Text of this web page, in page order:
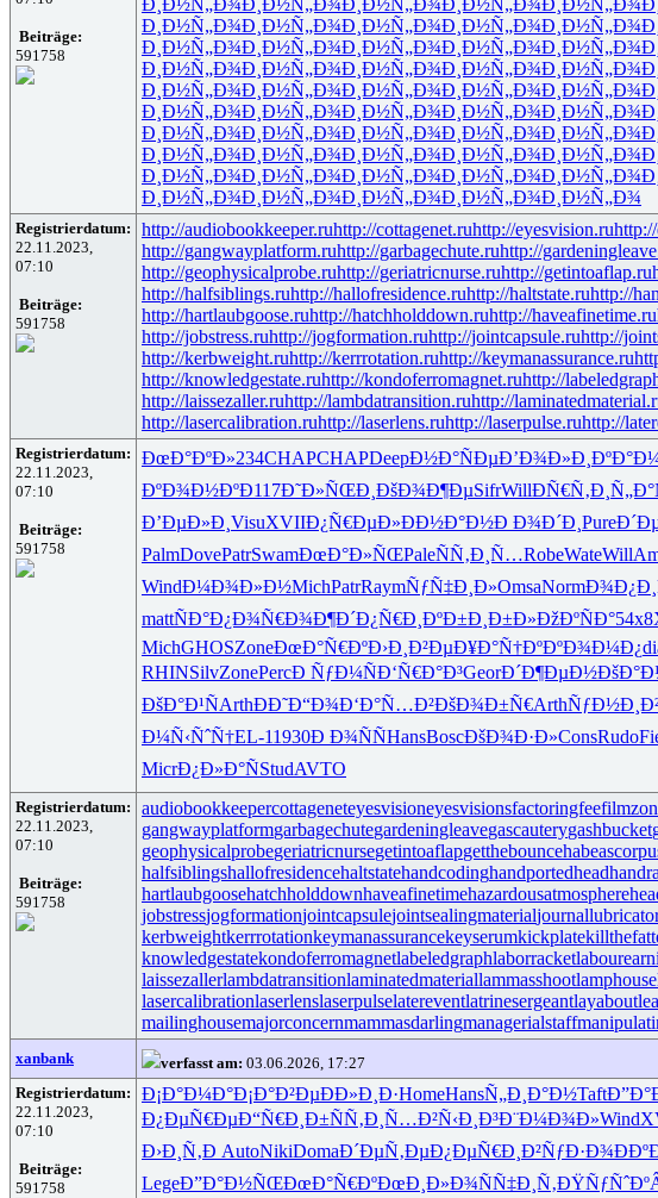
Beiträge:
591758
Ð¸Ð½Ñ„Ð¾Ð¸Ð½Ñ„Ð¾Ð¸Ð½Ñ„Ð¾Ð¸Ð½Ñ„Ð¾Ð¸Ð½Ñ„Ð¾
Ð¸Ð½Ñ„Ð¾Ð¸Ð½Ñ„Ð¾Ð¸Ð½Ñ„Ð¾Ð¸Ð½Ñ„Ð¾Ð¸Ð½Ñ„Ð¾
Ð¸Ð½Ñ„Ð¾Ð¸Ð½Ñ„Ð¾Ð¸Ð½Ñ„Ð¾Ð¸Ð½Ñ„Ð¾Ð¸Ð½Ñ„Ð¾
Ð¸Ð½Ñ„Ð¾Ð¸Ð½Ñ„Ð¾Ð¸Ð½Ñ„Ð¾Ð¸Ð½Ñ„Ð¾Ð¸Ð½Ñ„Ð¾
Ð¸Ð½Ñ„Ð¾Ð¸Ð½Ñ„Ð¾Ð¸Ð½Ñ„Ð¾Ð¸Ð½Ñ„Ð¾Ð¸Ð½Ñ„Ð¾
Ð¸Ð½Ñ„Ð¾Ð¸Ð½Ñ„Ð¾Ð¸Ð½Ñ„Ð¾Ð¸Ð½Ñ„Ð¾Ð¸Ð½Ñ„Ð¾
Ð¸Ð½Ñ„Ð¾Ð¸Ð½Ñ„Ð¾Ð¸Ð½Ñ„Ð¾Ð¸Ð½Ñ„Ð¾Ð¸Ð½Ñ„Ð¾
Ð¸Ð½Ñ„Ð¾Ð¸Ð½Ñ„Ð¾Ð¸Ð½Ñ„Ð¾Ð¸Ð½Ñ„Ð¾Ð¸Ð½Ñ„Ð¾
Ð¸Ð½Ñ„Ð¾Ð¸Ð½Ñ„Ð¾Ð¸Ð½Ñ„Ð¾Ð¸Ð½Ñ„Ð¾Ð¸Ð½Ñ„Ð¾
Ð¸Ð½Ñ„Ð¾Ð¸Ð½Ñ„Ð¾Ð¸Ð½Ñ„Ð¾Ð¸Ð½Ñ„Ð¾Ð¸Ð½Ñ„Ð¾
Registrierdatum:
22.11.2023,
07:10
Beiträge:
591758
http://audiobookkeeper.ruhttp://cottagenet.ruhttp://eyesvision.ru
http://gangwayplatform.ruhttp://garbagechute.ruhttp://
http://geophysicalprobe.ruhttp://geriatricnurse.ruhttp://getintoaflap.ru
http://halfsiblings.ruhttp://hallofresidence.ruhttp://haltstate.ruhttp://
http://hartlaubgoose.ruhttp://hatchholddown.ruhttp://haveafinetime.ru
http://jobstress.ruhttp://jogformation.ruhttp://jointcapsule.ruhttp://
http://kerbweight.ruhttp://kerrrotation.ruhttp://keymanassurance.ru
http://knowledgestate.ruhttp://kondoferromagnet.ruhttp://
http://laissezaller.ruhttp://lambdatransition.ruhttp://
http://lasercalibration.ruhttp://laserlens.ruhttp://laserpulse.ruhttp://
Registrierdatum:
22.11.2023,
07:10
Beiträge:
591758
ÐœÐ°ÐºÐ»234CHAPCHAPDeepÐ½Ð°ÑÐµÐ’Ð¾Ð»Ð¸
ÐºÐ¾Ð½ÐºÐ117Ð˜Ð»ÑŒÐ¸ ÐšÐ¾Ð¶ÐµSifrWillÐÑ€Ñ‚Ð¸
Ð’ÐµÐ»Ð¸ VisuXVIIÐ¿Ñ€ÐµÐ»ÐÐ½Ð°Ð½Ð Ð¾Ð´Ð¸ Pure
PalmDovePatrSwamÐœÐ°Ð»ÑŒPaleÑÑ‚Ð¸Ñ…RobeWateWill
WindÐ¼Ð¾Ð»Ð½MichPatrRaymÑƒÑ‡Ð¸Ð»OmsaNorm
mattÑÐ°Ð¿Ð¾Ñ€Ð¾Ð¶Ð´Ð¿Ñ€Ð¸ÐºÐ±Ð¸Ð±Ð»ÐžÐºÑÐ°54x8
MichGHOSZoneÐœÐ°Ñ€ÐºÐ›Ð¸Ð²ÐµÐ¥Ð°Ñ†ÐºÐºÐ¾Ð¼Ð¿
RHINSilvZonePercÐ ÑƒÐ¼ÑÐ‘Ñ€Ð°Ð³GeorÐ´Ð¶ÐµÐ½
ÐšÐ°Ð¹ÑArthÐÐ˜Ð“Ð¾Ð‘Ð°Ñ…Ð²ÐšÐ¾Ð±Ñ€Arth
Ð¼Ñ‹ÑˆÑ†EL-11930Ð Ð¾ÑÑHansBoscÐšÐ¾Ð·Ð»ConsRudo
MicrÐ¿Ð»Ð°ÑStudAVTO
Registrierdatum:
22.11.2023,
07:10
Beiträge:
591758
audiobookkeepercottageneteyesvisioneyesvisionsfactoringfee
gangwayplatformgarbagechutegardeningleavegascauterygashbucket
geophysicalprobegeriatricnursegetintoaflapgetthebounce
halfsiblingshallofresidencehaltstatehandcodinghandportedhead
hartlaubgoosehatchholddownhaveafinetimehazardousatmosphere
jobstressjogformationjointcapsulejointsealingmaterial
kerbweightkerrrotationkeymanassurancekeyserumkickplate
knowledgestatekondoferromagnetlabeledgraphlaborracket
laissezallerlambdatransitionlaminatedmateriallammasshootlamphouse
lasercalibrationlaserlenslaserpulselatereventlatrinesergeantlayabout
mailinghousemajorconcernmammasdarlingmanagerialstaff
xanbank verfasst am: 03.06.2026, 17:27
Registrierdatum:
22.11.2023,
07:10
Beiträge:
591758
Ð¡Ð°Ð¼Ð°Ð¡Ð°Ð²ÐµÐ­Ð»Ð¸Ð·HomeHansÑ„Ð¸Ð°Ð½Taft
Ð¿ÐµÑ€ÐµÐ“Ñ€Ð¸Ð±ÑÑ‚Ð¸Ñ…Ð²Ñ‹Ð¸Ð³Ð¨Ð¼Ð¾Ð»Wind
Ð›Ð¸Ñ‚Ð AutoNikiDomaÐ´ÐµÑ‚ÐµÐ¿ÐµÑ€Ð¸ Ð²ÑƒÐ·Ð¾
LegeÐ”Ð°Ð½ÑŒÐœÐ°Ñ€ÐºÐœÐ¸Ð»Ð¾ÑÑ‡Ð¸Ñ‚ÐŸÑƒÑˆÐº